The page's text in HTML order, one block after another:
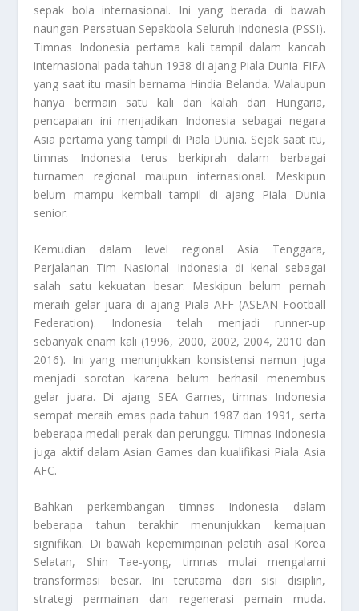
sepak bola internasional. Ini yang berada di bawah
naungan Persatuan Sepakbola Seluruh Indonesia (PSSI).
Timnas Indonesia pertama kali tampil dalam kancah
internasional pada tahun 1938 di ajang Piala Dunia FIFA
yang saat itu masih bernama Hindia Belanda. Walaupun
hanya bermain satu kali dan kalah dari Hungaria,
pencapaian ini menjadikan Indonesia sebagai negara
Asia pertama yang tampil di Piala Dunia. Sejak saat itu,
timnas Indonesia terus berkiprah dalam berbagai
turnamen regional maupun internasional. Meskipun
belum mampu kembali tampil di ajang Piala Dunia
senior.
Kemudian dalam level regional Asia Tenggara,
Perjalanan Tim Nasional Indonesia di kenal sebagai
salah satu kekuatan besar. Meskipun belum pernah
meraih gelar juara di ajang Piala AFF (ASEAN Football
Federation). Indonesia telah menjadi runner-up
sebanyak enam kali (1996, 2000, 2002, 2004, 2010 dan
2016). Ini yang menunjukkan konsistensi namun juga
menjadi sorotan karena belum berhasil menembus
gelar juara. Di ajang SEA Games, timnas Indonesia
sempat meraih emas pada tahun 1987 dan 1991, serta
beberapa medali perak dan perunggu. Timnas Indonesia
juga aktif dalam Asian Games dan kualifikasi Piala Asia
AFC.
Bahkan perkembangan timnas Indonesia dalam
beberapa tahun terakhir menunjukkan kemajuan
signifikan. Di bawah kepemimpinan pelatih asal Korea
Selatan, Shin Tae-yong, timnas mulai mengalami
transformasi besar. Ini terutama dari sisi disiplin,
strategi permainan dan regenerasi pemain muda.